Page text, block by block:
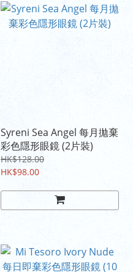
Syreni Sea Angel 每月拋棄
彩色隱形眼鏡 (2片裝)
HK$128.00
HK$98.00